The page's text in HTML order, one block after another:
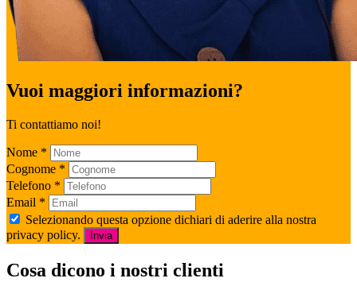
Vuoi maggiori informazioni?
Ti contattiamo noi!
Nome *
Cognome *
Telefono *
Email *
Selezionando questa opzione dichiari di aderire alla nostra
privacy policy.
Invia
Cosa dicono i nostri clienti